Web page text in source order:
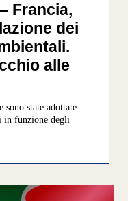
Francia,
dei
alle
sono state adottate
in funzione degli